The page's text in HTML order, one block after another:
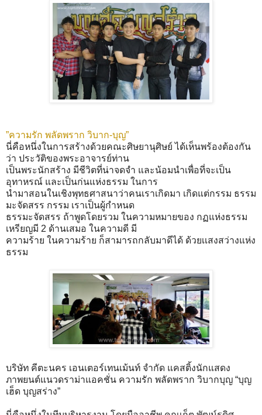
”ความรัก พลัดพราก วิบาก-บุญ”
นี่คือหนึ่งในการสร้างด้วยคณะศิษยานุศิษย์ ได้เห็นพร้องต้องกัน
ว่า ประวัติของพระอาจารย์ท่าน
เป็นพระนักสร้าง มีชีวิตที่น่าจดจำ และน้อมนำเพื่อที่จะเป็น
อุทาหรณ์ และเป็นก่นแห่งธรรม ในการ
นำมาสอนในเชิงพุทธศาสนาว่าคนเราเกิดมา เกิดแต่กรรม ธรรม
มะจัดสรร กรรม เราเป็นผู้กำหนด
ธรรมะจัดสรร ถ้าพูดโดยรวม ในความหมายของ กฏแห่งธรรม
เหรียญมี 2 ด้านเสมอ ในความดี มี
ความร้าย ในความร้าย ก็สามารถกลับมาดีได้ ด้วยเเสงสว่างแห่ง
ธรรม
บริษัท คีตะนคร เอนเตอร์เทนเม้นท์ จำกัด แคสติ้งนักแสดง
ภาพยนต์แนวดราม่าแอคชั่น ความรัก พลัดพราก วิบากบุญ “บุญ
เฮ็ด บุญสร่าง”